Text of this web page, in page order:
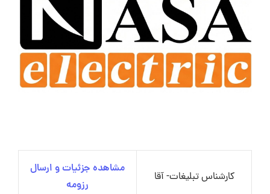
کارشناس تبلیغات- آقا
مشاهده جزئیات و ارسال
رزومه